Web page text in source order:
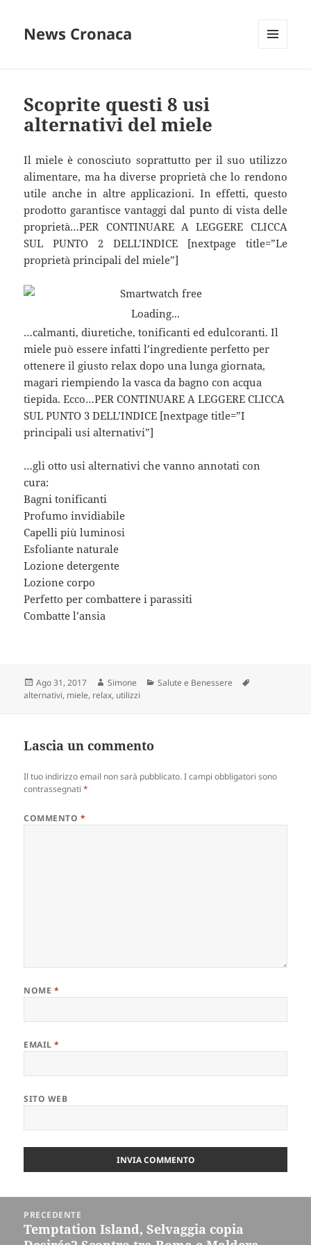
News Cronaca
Scoprite questi 8 usi
alternativi del miele
Il miele è conosciuto soprattutto per il suo utilizzo
alimentare, ma ha diverse proprietà che lo rendono
utile anche in altre applicazioni. In effetti, questo
prodotto garantisce vantaggi dal punto di vista delle
proprietà…PER CONTINUARE A LEGGERE CLICCA
SUL PUNTO 2 DELL’INDICE [nextpage title=”Le
proprietà principali del miele”]
Loading...
…calmanti, diuretiche, tonificanti ed edulcoranti. Il
miele può essere infatti l’ingrediente perfetto per
ottenere il giusto relax dopo una lunga giornata,
magari riempiendo la vasca da bagno con acqua
tiepida. Ecco…PER CONTINUARE A LEGGERE CLICCA
SUL PUNTO 3 DELL’INDICE [nextpage title=”I
principali usi alternativi”]
…gli otto usi alternativi che vanno annotati con
cura:
Bagni tonificanti
Profumo invidiabile
Capelli più luminosi
Esfoliante naturale
Lozione detergente
Lozione corpo
Perfetto per combattere i parassiti
Combatte l’ansia
Scritto
il
Ago 31, 2017 Autore
Simone Categorie
Salute e Benessere
alternativi, miele, relax, utilizzi
Lascia un commento
Il tuo indirizzo email non sarà pubblicato. I campi obbligatori sono
contrassegnati*
COMMENTO *
NOME *
EMAIL*
SITO WEB
articoliPRECEDENTE
Articolo
Temptation Island, Selvaggia copia